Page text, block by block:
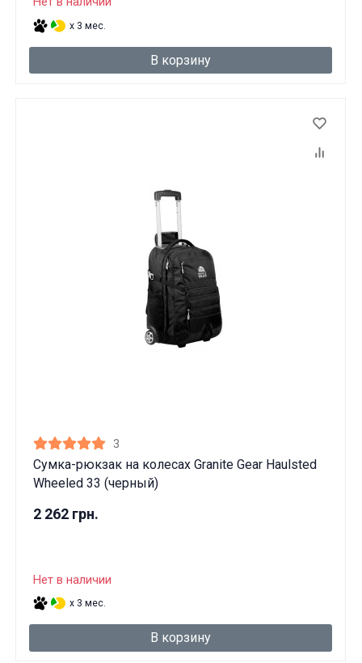
x 3 мес.
В корзину
3
Сумка-рюкзак на колесах Granite Gear Haulsted
Wheeled 33 (черный)
2 262 грн.
Нет в наличии
x 3 мес.
В корзину